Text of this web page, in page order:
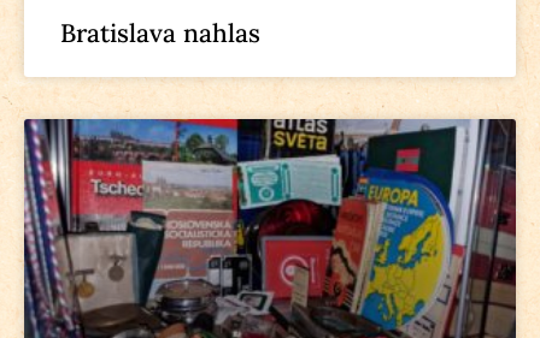
Bratislava nahlas